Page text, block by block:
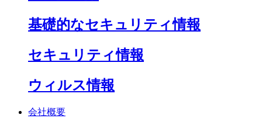
基礎的なセキュリティ情報
セキュリティ情報
ウィルス情報
会社概要